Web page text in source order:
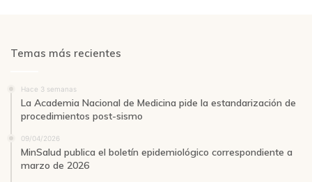
Temas más recientes
Hace 3 semanas
La Academia Nacional de Medicina pide la estandarización de
procedimientos post-sismo
09/04/2026
MinSalud publica el boletín epidemiológico correspondiente a
marzo de 2026